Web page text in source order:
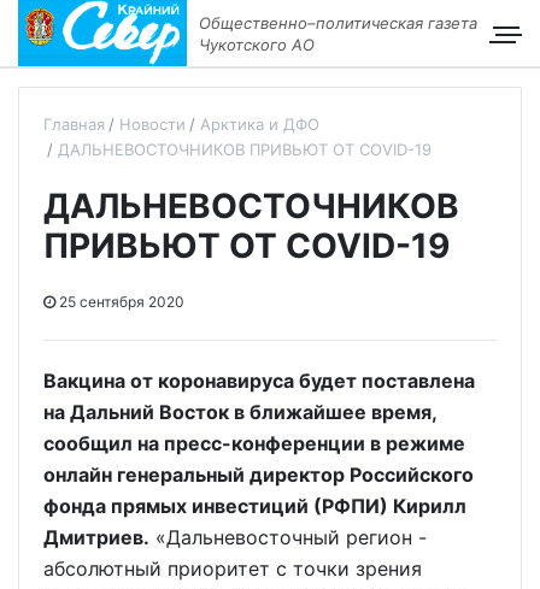
Общественно–политическая газета
Чукотского АО
Главная Новости
Арктика и ДФО
ДАЛЬНЕВОСТОЧНИКОВ ПРИВЬЮТ ОТ COVID-19
ДАЛЬНЕВОСТОЧНИКОВ
ПРИВЬЮТ ОТ COVID-19
25 сентября 2020
Вакцина от коронавируса будет поставлена
на Дальний Восток в ближайшее время,
сообщил на пресс-конференции в режиме
онлайн генеральный директор Российского
фонда прямых инвестиций (РФПИ) Кирилл
Дмитриев. «Дальневосточный регион -
абсолютный приоритет с точки зрения